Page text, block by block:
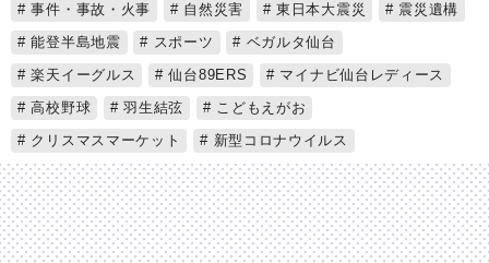
事件・事故・火事
自然災害 東日本大震災
震災遺構
能登半島地震
スポーツ
ベガルタ仙台
楽天イーグルス
仙台89ERS
マイナビ仙台レディース
高校野球
羽生結弦
こどもえがお
クリスマスマーケット
新型コロナウイルス